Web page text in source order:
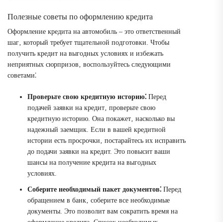
Полезные советы по оформлению кредита
Оформление кредита на автомобиль – это ответственный
шаг‚ который требует тщательной подготовки. Чтобы
получить кредит на выгодных условиях и избежать
неприятных сюрпризов‚ воспользуйтесь следующими
советами⁚
Проверьте свою кредитную историю⁚ Перед
подачей заявки на кредит‚ проверьте свою
кредитную историю. Она покажет‚ насколько вы
надежный заемщик. Если в вашей кредитной
истории есть просрочки‚ постарайтесь их исправить
до подачи заявки на кредит. Это повысит ваши
шансы на получение кредита на выгодных
условиях.
Соберите необходимый пакет документов⁚ Перед
обращением в банк‚ соберите все необходимые
документы. Это позволит вам сократить время на